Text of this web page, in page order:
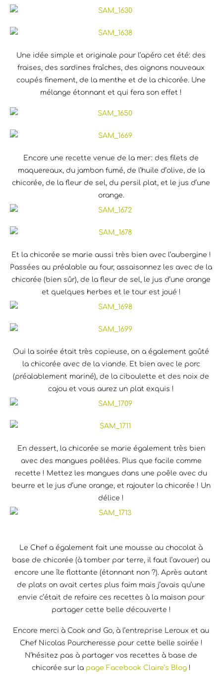
Une idée simple et originale pour l’apéro cet été: des
fraises, des sardines fraîches, des oignons nouveaux
coupés finement, de la menthe et de la chicorée. Une
mélange étonnant et qui fera son effet !
Encore une recette venue de la mer: des filets de
maquereaux, du jambon fumé, de l’huile d’olive, de la
chicorée, de la fleur de sel, du persil plat, et le jus d’une
orange.
Et la chicorée se marie aussi très bien avec l’aubergine !
Passées au préalable au four, assaisonnez les avec de la
chicorée (bien sûr), de la fleur de sel, le jus d’une orange
et quelques herbes et le tour est joué !
Oui la soirée était très copieuse, on a également goûté
la chicorée avec de la viande. Et bien avec le porc
(préalablement mariné), de la ciboulette et des noix de
cajou et vous aurez un plat exquis !
En dessert, la chicorée se marie également très bien
avec des mangues poêlées. Plus que facile comme
recette ! Mettez les mangues dans une poêle avec du
beurre et le jus d’une orange, et rajouter la chicorée ! Un
délice !
Le Chef a également fait une mousse au chocolat à
base de chicorée (à tomber par terre, il faut l’avouer) ou
encore une île flottante (étonnant non ?). Après autant
de plats on avait certes plus faim mais j’avais qu’une
envie c’était de refaire ces recettes à la maison pour
partager cette belle découverte !
Encore merci à Cook and Go, à l’entreprise Leroux et au
Chef Nicolas Pourcheresse pour cette belle soirée !
N’hésitez pas à partager vos recettes à base de
chicorée sur la page Facebook Claire’s Blog!